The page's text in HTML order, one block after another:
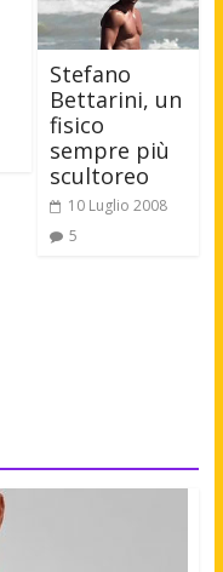
Stefano
Bettarini, un
fisico
sempre più
scultoreo
10 Luglio 2008
5